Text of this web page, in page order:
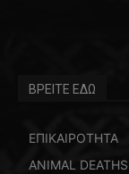
ΒΡΕΙΤΕ ΕΔΩ
ΕΠΙΚΑΙΡΟΤΗΤΑ
ANIMAL DEATHS